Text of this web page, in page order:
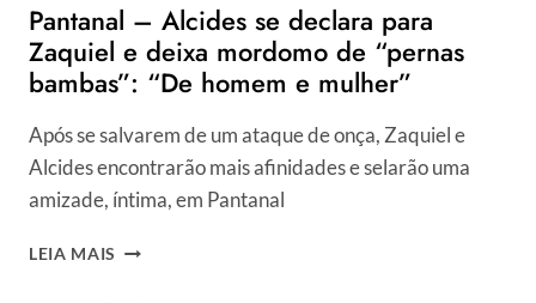
Pantanal – Alcides se declara para
Zaquiel e deixa mordomo de “pernas
bambas”: “De homem e mulher”
Após se salvarem de um ataque de onça, Zaquiel e
Alcides encontrarão mais afinidades e selarão uma
amizade, íntima, em Pantanal
LEIA MAIS PANTANAL